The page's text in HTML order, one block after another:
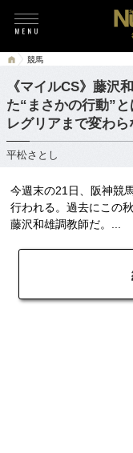
競馬
《マイルCS》藤沢
た“まさかの行動”
レグリアまで変わら
平松さとし
今週末の21日、阪神競
行われる。過去にこの
藤沢和雄調教師だ。...